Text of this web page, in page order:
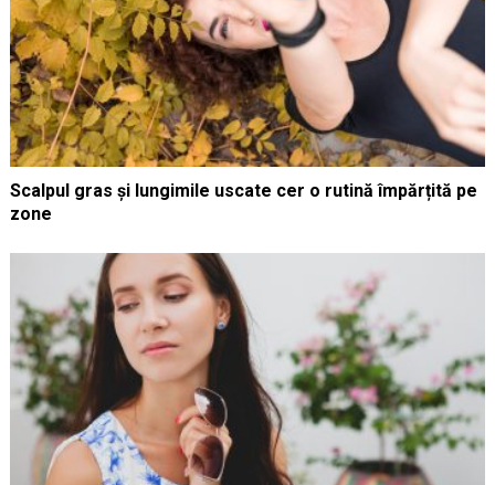
Scalpul gras și lungimile uscate cer o rutină împărțită pe
zone